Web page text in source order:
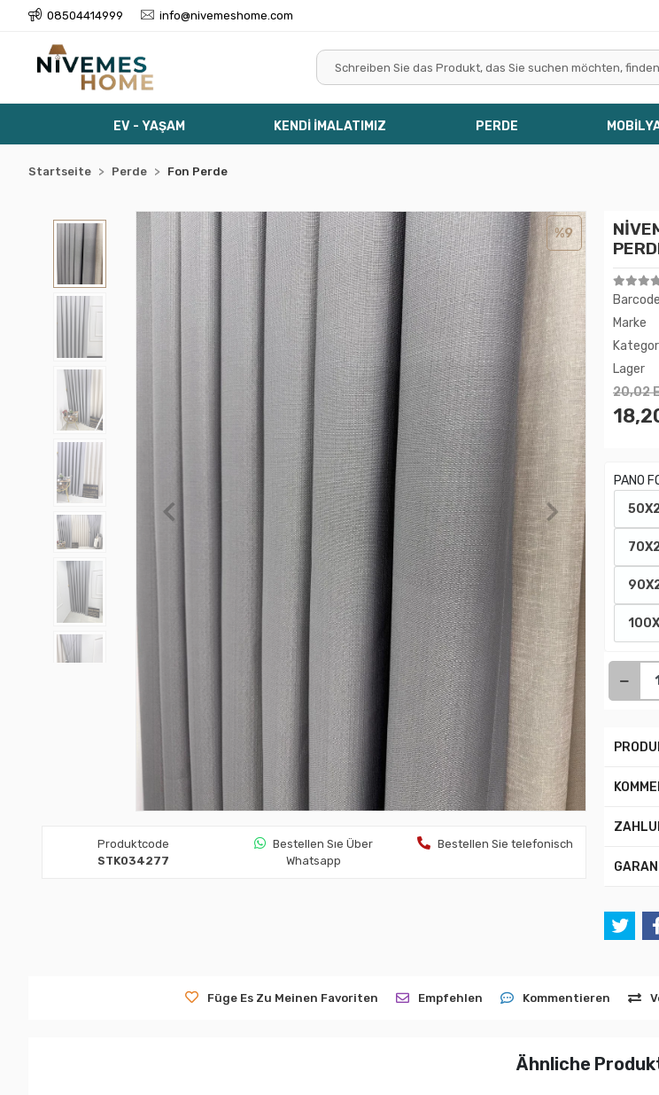
08504414999 info@nivemeshome.com
EV - YAŞAM KENDİ İMALATIMIZ PERDE
Startseite Perde Fon Perde
%9
Produktcode
STK034277
Bestellen Sıe Über
Whatsapp
Bestellen Sie telefonisch
Barcode
Marke
Lager
20,02
PANO
Füge Es Zu Meinen Favoriten Empfehlen Kommentieren
Ähnliche